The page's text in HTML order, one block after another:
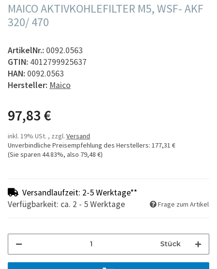
MAICO AKTIVKOHLEFILTER M5, WSF- AKF
320/ 470
ArtikelNr.: 0092.0563
GTIN: 4012799925637
HAN: 0092.0563
Hersteller: Maico
97,83 €
inkl. 19% USt. , zzgl. Versand
Unverbindliche Preisempfehlung des Herstellers: 177,31 €
(Sie sparen 44.83%, also 79,48 €)
Versandlaufzeit: 2-5 Werktage**
Verfügbarkeit: ca. 2 - 5 Werktage
Frage zum Artikel
Stück